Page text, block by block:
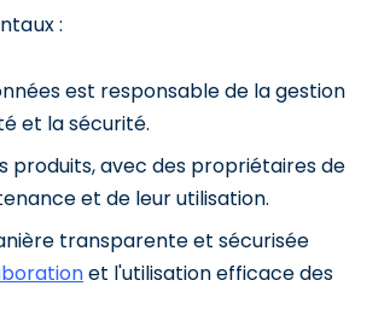
:
est responsable de la gestion
et la sécurité.
produits, avec des propriétaires de
et de leur utilisation.
transparente et sécurisée
et l'utilisation efficace des